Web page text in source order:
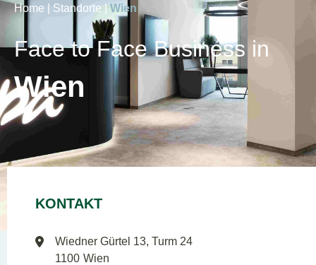
Karriere
Kontakt
Standorte
Home | Standorte | Wien
Face to Face Business in
Wien
KONTAKT
Wiedner Gürtel 13, Turm 24
1100 Wien